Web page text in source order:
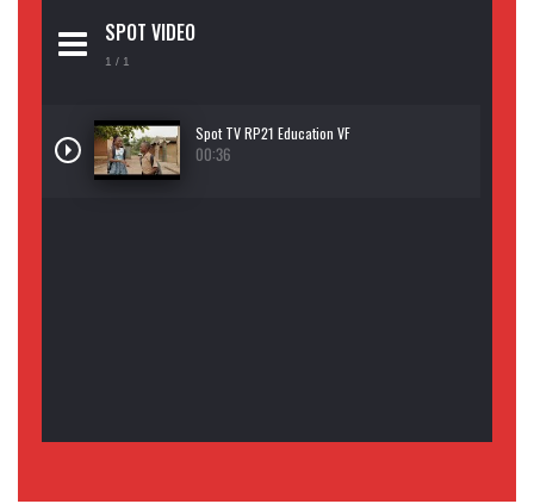
SPOT VIDEO
1 / 1
Spot TV RP21 Education VF
00:36